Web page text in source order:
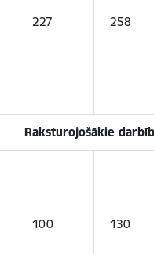
227 258
Raksturojošākie
100 130